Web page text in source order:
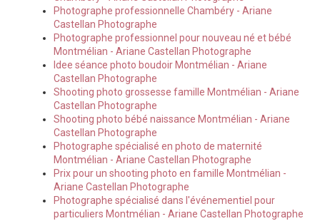
Photographe professionnelle Chambéry - Ariane
Castellan Photographe
Photographe professionnel pour nouveau né et bébé
Montmélian - Ariane Castellan Photographe
Idee séance photo boudoir Montmélian - Ariane
Castellan Photographe
Shooting photo grossesse famille Montmélian - Ariane
Castellan Photographe
Shooting photo bébé naissance Montmélian - Ariane
Castellan Photographe
Photographe spécialisé en photo de maternité
Montmélian - Ariane Castellan Photographe
Prix pour un shooting photo en famille Montmélian -
Ariane Castellan Photographe
Photographe spécialisé dans l'événementiel pour
particuliers Montmélian - Ariane Castellan Photographe